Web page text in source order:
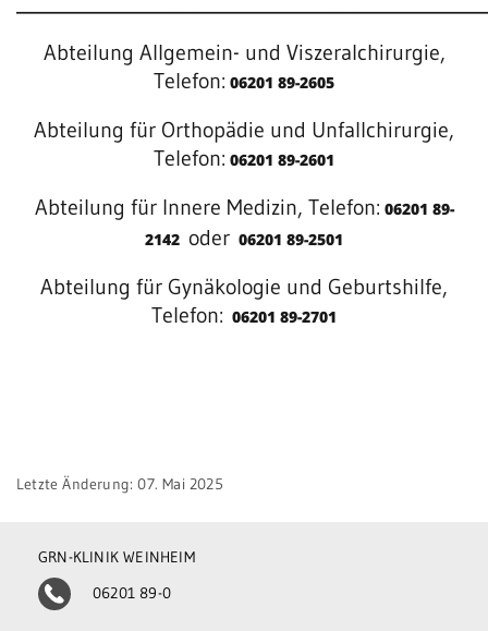
Fachzentren
Medizinische
Veranstaltungen
Karriere
Abteilung Allgemein- und Viszeralchirurgie,
Telefon: 06201 89-2605
Abteilung für Orthopädie und Unfallchirurgie,
Telefon: 06201 89-2601
Abteilung für Innere Medizin, Telefon: 06201 89-
2142 oder 06201 89-2501
Abteilung für Gynäkologie und Geburtshilfe,
Telefon: 06201 89-2701
Letzte Änderung: 07. Mai 2025
GRN-KLINIK WEINHEIM
06201 89-0